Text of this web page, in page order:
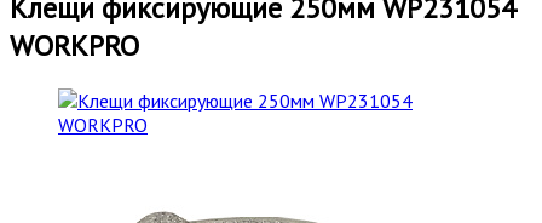
Клещи фиксирующие 250мм WP231054
WORKPRO